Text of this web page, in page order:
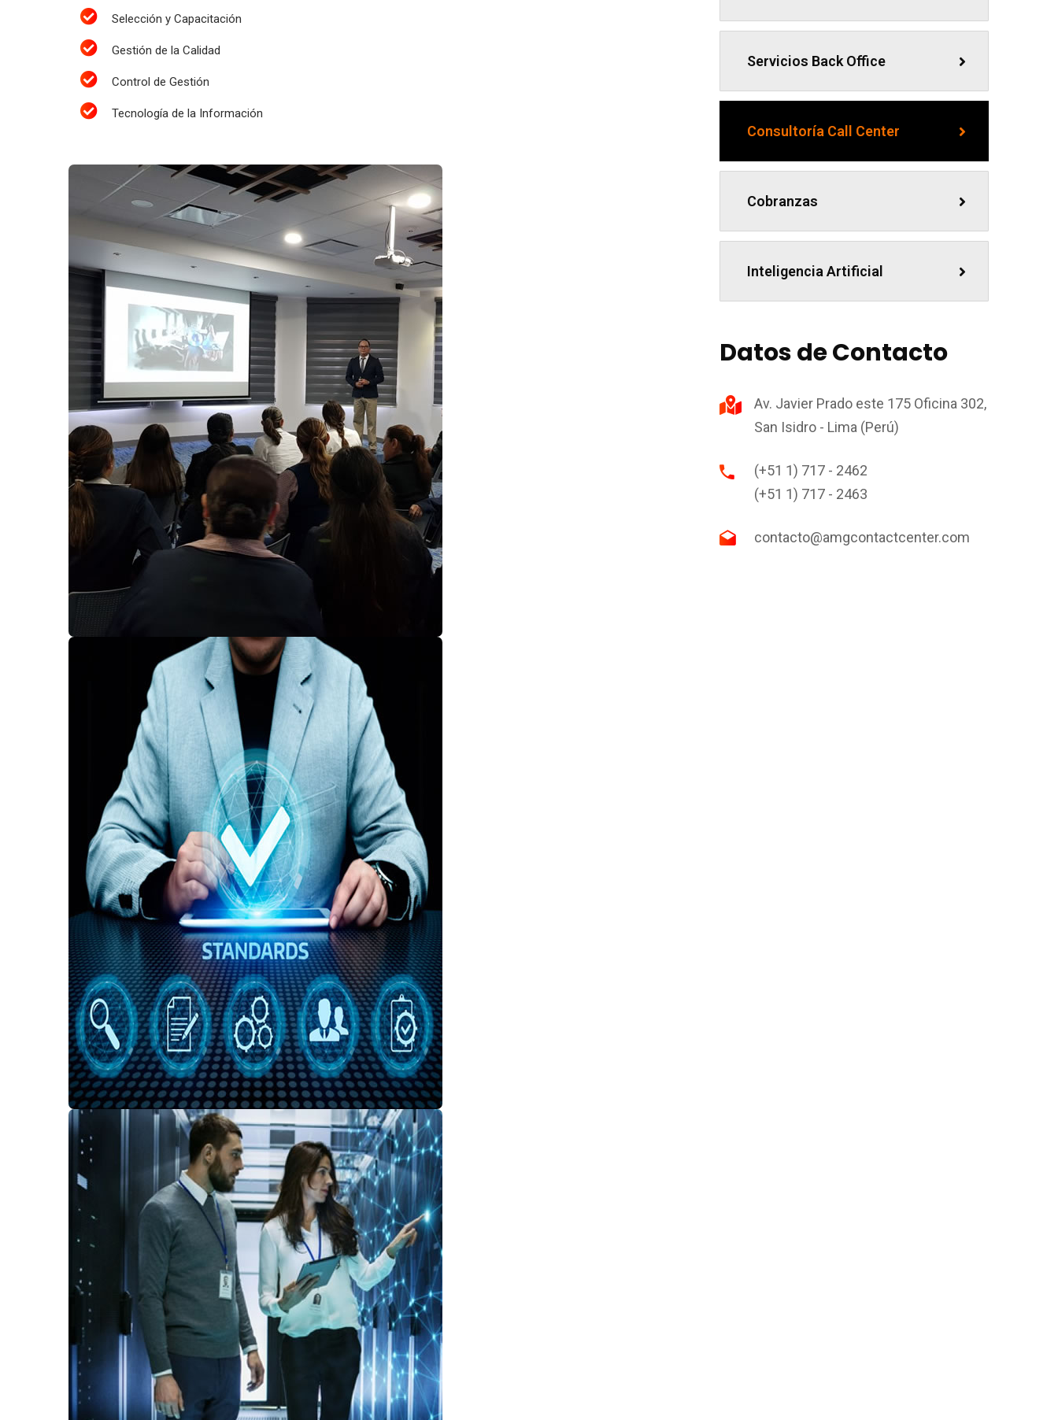
Selección y Capacitación
Gestión de la Calidad
Control de Gestión
Tecnología de la Información
Servicios Back Office
Consultoría Call Center
Cobranzas
Inteligencia Artificial
Datos de Contacto
Av. Javier Prado este 175 Oficina 302,
San Isidro - Lima (Perú)
(+51 1) 717 - 2462
(+51 1) 717 - 2463
contacto@amgcontactcenter.com